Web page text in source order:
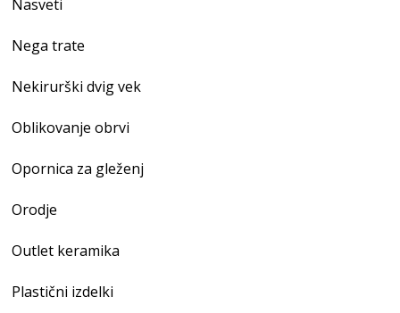
Nasveti
Nega trate
Nekirurški dvig vek
Oblikovanje obrvi
Opornica za gleženj
Orodje
Outlet keramika
Plastični izdelki